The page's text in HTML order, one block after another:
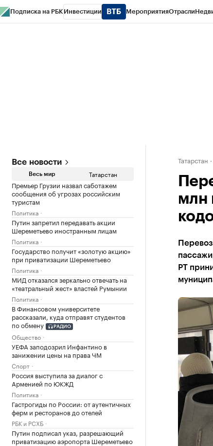
Подписка на РБК Инвестиции МероприятияОтрасли
Все новости
Весь мир Татарстан
Премьер Грузии назвал саботажем
сообщения об угрозах российским
туристам
Политика
Путин запретил передавать акции
Шереметьево иностранным лицам
Политика
Государство получит «золотую акцию»
при приватизации Шереметьево
Политика
МИД отказался зеркально отвечать на
«театральный жест» властей Румынии
Политика
В Финансовом университете
рассказали, куда отправят студентов
по обмену
РАДИО
Общество
УЕФА заподозрил Инфантино в
занижении цены на права ЧМ
Спорт
Россия выступила за диалог с
Арменией по ЮКЖД
Политика
Гастрогиды по России: от аутентичных
ферм и ресторанов до отелей
РБК и РСХБ
Путин подписал указ, разрешающий
приватизацию аэропорта Шереметьево
Татарстан
млн
РТ